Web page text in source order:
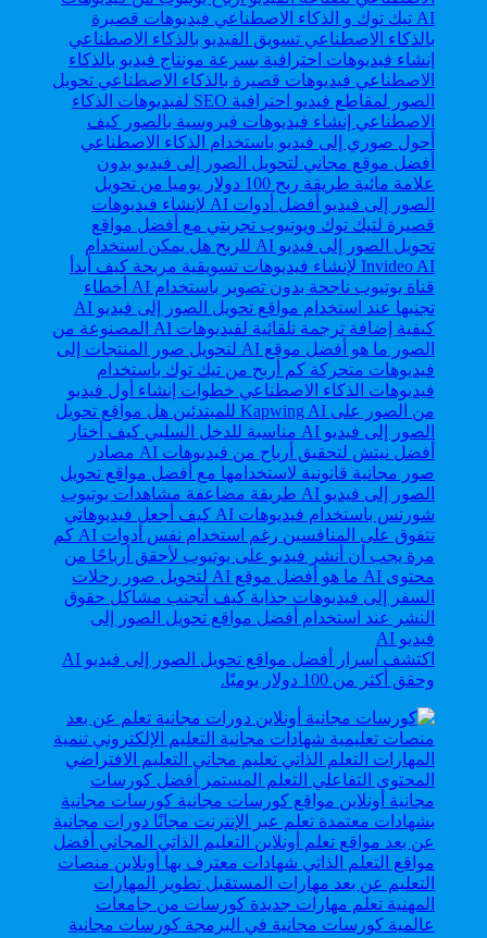
اكتشف أسرار أفضل مواقع تحويل الصور إلى فيديو AI
وحقق أكثر من 100 دولار يوميًا.